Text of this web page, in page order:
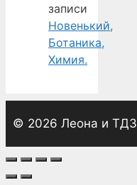
записи
Новенький,
Ботаника,
Химия.
© 2026 Леона и ТДЗ